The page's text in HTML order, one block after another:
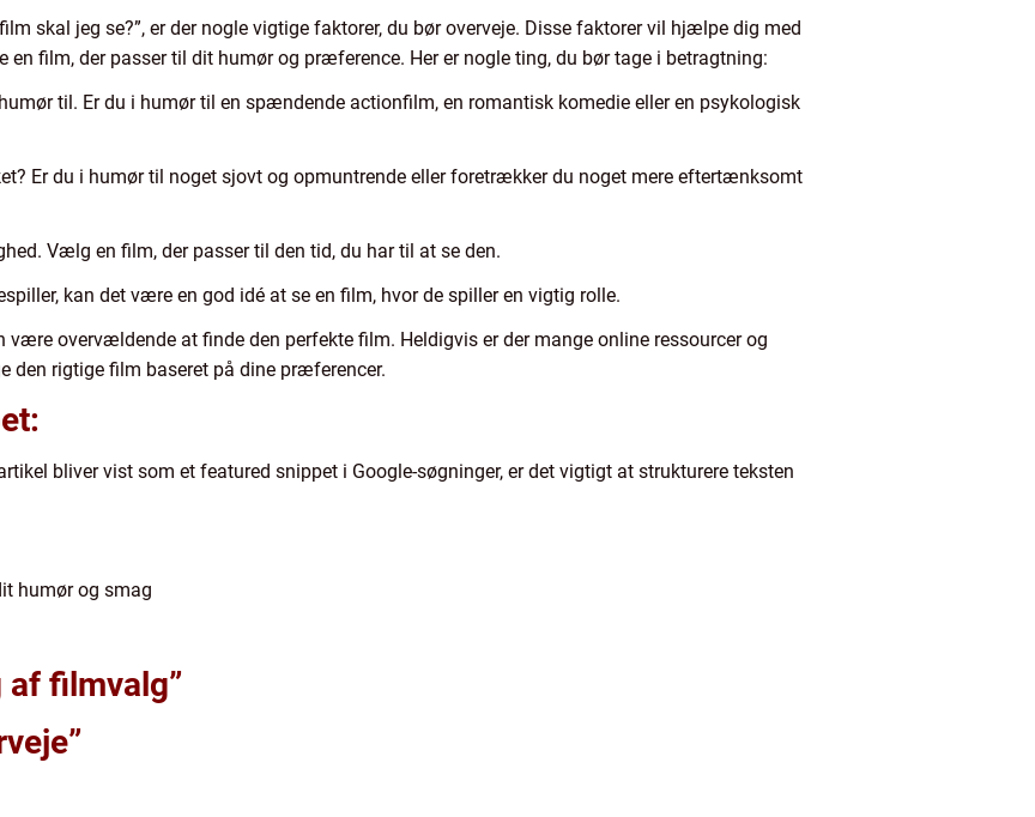
skal jeg se?”, er der nogle vigtige faktorer, du bør overveje. Disse faktorer vil hjælpe dig med
film, der passer til dit humør og præference. Her er nogle ting, du bør tage i betragtning:
til. Er du i humør til en spændende actionfilm, en romantisk komedie eller en psykologisk
Er du i humør til noget sjovt og opmuntrende eller foretrækker du noget mere eftertænksomt
Vælg en film, der passer til den tid, du har til at se den.
kan det være en god idé at se en film, hvor de spiller en vigtig rolle.
være overvældende at finde den perfekte film. Heldigvis er der mange online ressourcer og
rigtige film baseret på dine præferencer.
bliver vist som et featured snippet i Google-søgninger, er det vigtigt at strukturere teksten
humør og smag
af filmvalg”